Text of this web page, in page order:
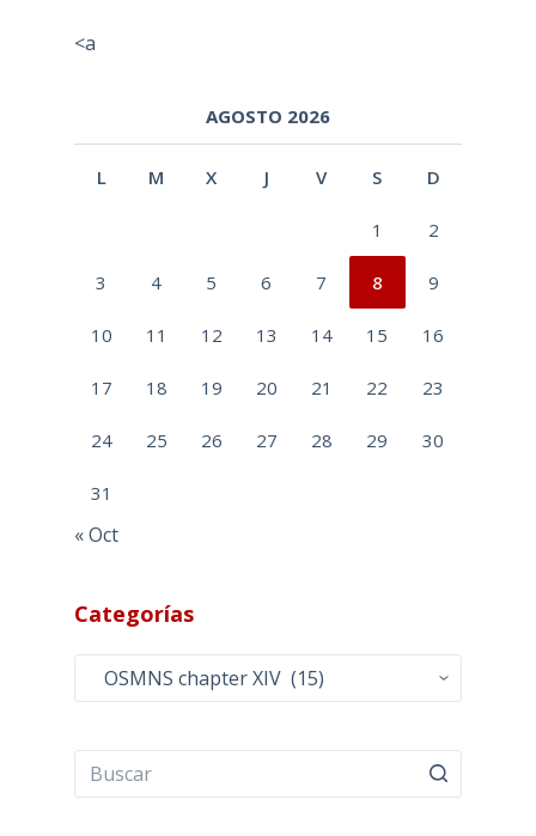
<a
AGOSTO 2026
L M X J V S D
1 2
3 4 5 6 7 8 9
10 11 12 13 14 15 16
17 18 19 20 21 22 23
24 25 26 27 28 29 30
31
« Oct
Categorías
Categorías